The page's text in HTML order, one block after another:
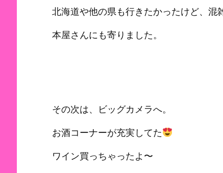
北海道や他の県も行きたかったけど、混
本屋さんにも寄りました。
その次は、ビッグカメラへ。
お酒コーナーが充実してた
ワイン買っちゃったよ〜